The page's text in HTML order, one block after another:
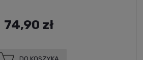
74,90 zł